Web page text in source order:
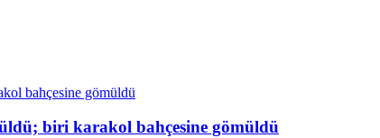
biri karakol bahçesine gömüldü